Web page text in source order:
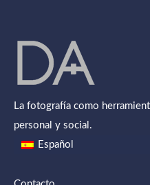
La fotografía como
personal y social.
Español